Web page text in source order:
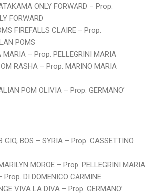
ONLY FORWARD – Prop.
FORWARD
FIREFALLS CLAIRE – Prop.
POMS
MARIA – Prop. PELLEGRINI MARIA
RASHA – Prop. MARINO MARIA
POM OLIVIA – Prop. GERMANO’
GIO, BOS – SYRIA – Prop. CASSETTINO
MOROE – Prop. PELLEGRINI MARIA
Prop. DI DOMENICO CARMINE
VIVA LA DIVA – Prop. GERMANO’